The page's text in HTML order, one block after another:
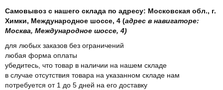
Самовывоз с нашего склада по адресу: Московская обл., г.
Химки, Международное шоссе, 4 (адрес в навигаторе:
Москва, Международное шоссе, 4)
для любых заказов без ограничений
любая форма оплаты
убедитесь, что товар в наличии на нашем складе
в случае отсутствия товара на указанном складе нам
потребуется от 1 до 5 дней на его доставку